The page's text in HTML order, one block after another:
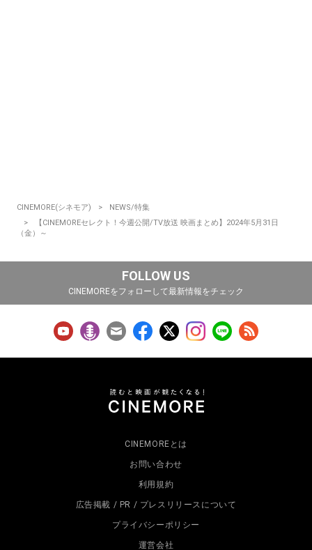
CINEMORE(シネモア)
NEWS/特集
【CINEMOREセレクト！今週公開/TV放送 映画まとめ】2024年5月31日
（金）～
FOLLOW US
CINEMOREをフォローして最新情報をチェック
CINEMOREとは
お問い合わせ
利用規約
広告掲載 / PR / プレスリリースについて
プライバシーポリシー
運営会社